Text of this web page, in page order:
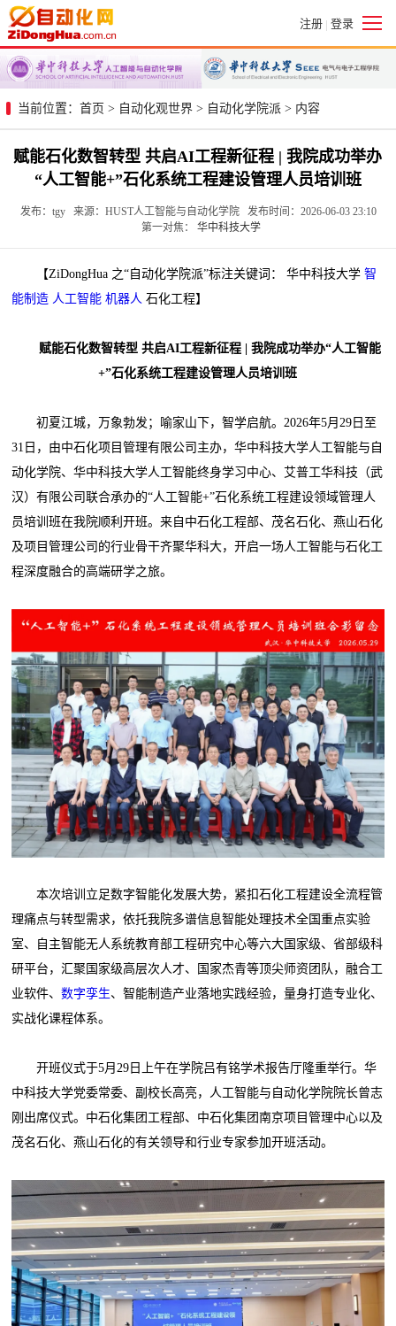
注册 | 登录
当前位置： 首页 > 自动化观世界 > 自动化学院派 > 内容
赋能石化数智转型 共启AI工程新征程 | 我院成功举办
“人工智能+”石化系统工程建设管理人员培训班
发布：tgy 来源：HUST人工智能与自动化学院 发布时间：2026-06-03 23:10
第一对焦： 华中科技大学
【ZiDongHua 之“自动化学院派”标注关键词： 华中科技大学智
能制造 人工智能 机器人 石化工程】
赋能石化数智转型 共启AI工程新征程 | 我院成功举办“人工智能
+”石化系统工程建设管理人员培训班
初夏江城，万象勃发；喻家山下，智学启航。2026年5月29日至
31日，由中石化项目管理有限公司主办，华中科技大学人工智能与自
动化学院、华中科技大学人工智能终身学习中心、艾普工华科技（武
汉）有限公司联合承办的“人工智能+”石化系统工程建设领域管理人
员培训班在我院顺利开班。来自中石化工程部、茂名石化、燕山石化
及项目管理公司的行业骨干齐聚华科大，开启一场人工智能与石化工
程深度融合的高端研学之旅。
本次培训立足数字智能化发展大势，紧扣石化工程建设全流程管
理痛点与转型需求，依托我院多谱信息智能处理技术全国重点实验
室、自主智能无人系统教育部工程研究中心等六大国家级、省部级科
研平台，汇聚国家级高层次人才、国家杰青等顶尖师资团队，融合工
业软件、数字孪生、智能制造产业落地实践经验，量身打造专业化、
实战化课程体系。
开班仪式于5月29日上午在学院吕有铭学术报告厅隆重举行。华
中科技大学党委常委、副校长高亮，人工智能与自动化学院院长曾志
刚出席仪式。中石化集团工程部、中石化集团南京项目管理中心以及
茂名石化、燕山石化的有关领导和行业专家参加开班活动。